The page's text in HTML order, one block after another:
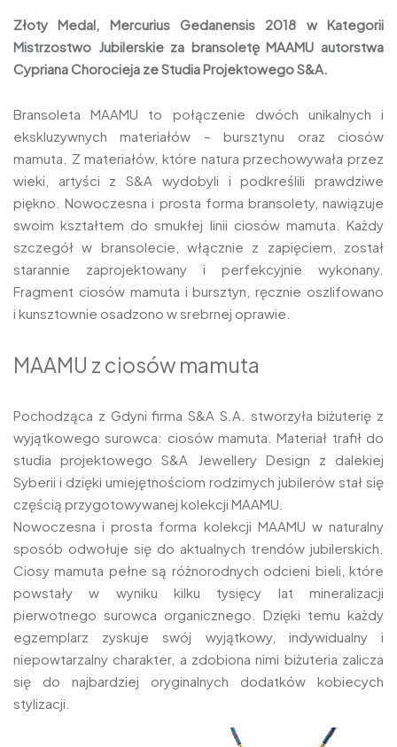
Złoty Medal, Mercurius Gedanensis 2018 w Kategorii
Mistrzostwo Jubilerskie za bransoletę MAAMU autorstwa
Cypriana Chorocieja ze Studia Projektowego S&A.
Bransoleta MAAMU to połączenie dwóch unikalnych i
ekskluzywnych materiałów – bursztynu oraz ciosów
mamuta. Z materiałów, które natura przechowywała przez
wieki, artyści z S&A wydobyli i podkreślili prawdziwe
piękno. Nowoczesna i prosta forma bransolety, nawiązuje
swoim kształtem do smukłej linii ciosów mamuta. Każdy
szczegół w bransolecie, włącznie z zapięciem, został
starannie zaprojektowany i perfekcyjnie wykonany.
Fragment ciosów mamuta i bursztyn, ręcznie oszlifowano
i kunsztownie osadzono w srebrnej oprawie.
MAAMU z ciosów mamuta
Pochodząca z Gdyni firma S&A S.A. stworzyła biżuterię z
wyjątkowego surowca: ciosów mamuta. Materiał trafił do
studia projektowego S&A Jewellery Design z dalekiej
Syberii i dzięki umiejętnościom rodzimych jubilerów stał się
częścią przygotowywanej kolekcji MAAMU.
Nowoczesna i prosta forma kolekcji MAAMU w naturalny
sposób odwołuje się do aktualnych trendów jubilerskich.
Ciosy mamuta pełne są różnorodnych odcieni bieli, które
powstały w wyniku kilku tysięcy lat mineralizacji
pierwotnego surowca organicznego. Dzięki temu każdy
egzemplarz zyskuje swój wyjątkowy, indywidualny i
niepowtarzalny charakter, a zdobiona nimi biżuteria zalicza
się do najbardziej oryginalnych dodatków kobiecych
stylizacji.